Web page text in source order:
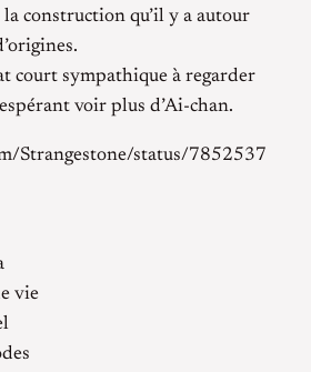
la construction qu’il y a autour
court sympathique à regarder
voir plus d’Ai-chan.
Strangestone/status/7852537
vie